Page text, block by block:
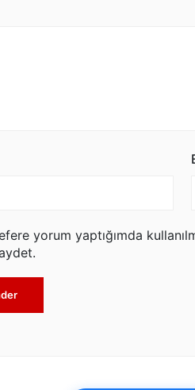
yorum yaptığımda